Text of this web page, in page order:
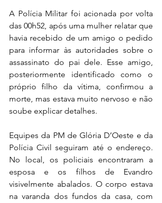
A Polícia Militar foi acionada por volta
das 00h52, após uma mulher relatar que
havia recebido de um amigo o pedido
para informar às autoridades sobre o
assassinato do pai dele. Esse amigo,
posteriormente identificado como o
próprio filho da vítima, confirmou a
morte, mas estava muito nervoso e não
soube explicar detalhes.
Equipes da PM de Glória D’Oeste e da
Polícia Civil seguiram até o endereço.
No local, os policiais encontraram a
esposa e os filhos de Evandro
visivelmente abalados. O corpo estava
na varanda dos fundos da casa, com